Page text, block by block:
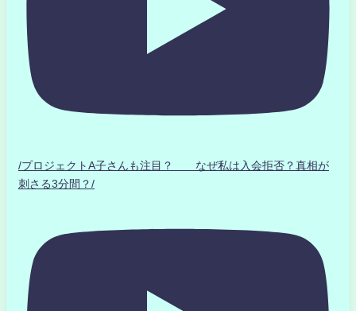
/プロジェクトA子さんも注目？ なぜ私は入会拒否？真相が
刺さる3分間？/